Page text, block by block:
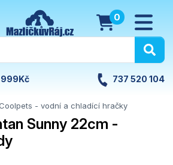
0
999Kč 737 520 104
- vodní a chladící hračky
Sunny 22cm -